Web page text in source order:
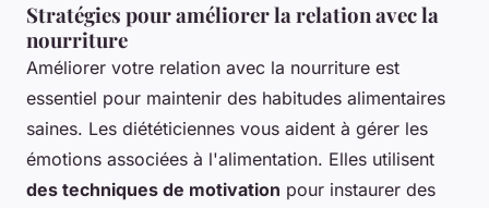
Stratégies pour améliorer la relation avec la
nourriture
Améliorer votre relation avec la nourriture est
essentiel pour maintenir des habitudes alimentaires
saines. Les diététiciennes vous aident à gérer les
émotions associées à l'alimentation. Elles utilisent
des techniques de motivation pour instaurer des